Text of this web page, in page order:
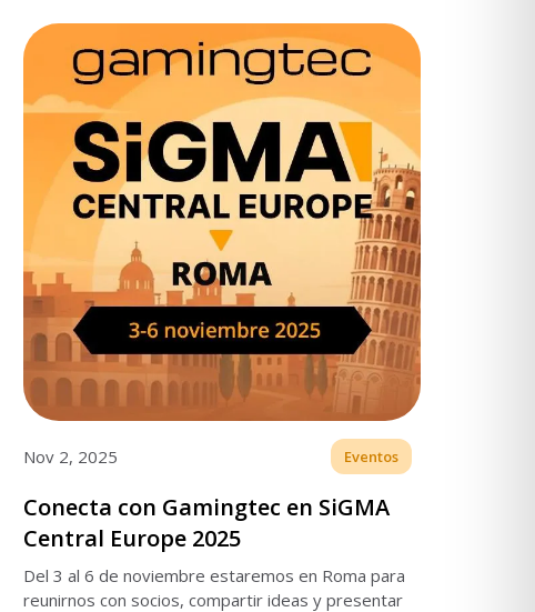
Nov 2, 2025 Eventos
Conecta con Gamingtec en SiGMA
Central Europe 2025
Del 3 al 6 de noviembre estaremos en Roma para
reunirnos con socios, compartir ideas y presentar